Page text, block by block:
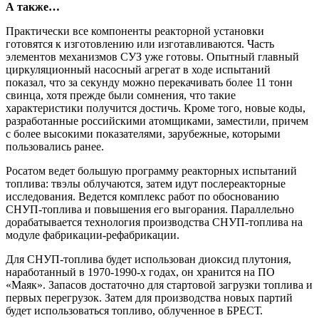
А также…
Практически все компоненты реакторной установки
готовятся к изготовлению или изготавливаются. Часть
элементов механизмов СУЗ уже готовы. Опытный главный
циркуляционный насосный агрегат в ходе испытаний
показал, что за секунду можно перекачивать более 11 тонн
свинца, хотя прежде были сомнения, что такие
характеристики получится достичь. Кроме того, новые коды,
разработанные российскими атомщиками, заместили, причем
с более высокими показателями, зарубежные, которыми
пользовались ранее.
Росатом ведет большую программу реакторных испытаний
топлива: твэлы облучаются, затем идут послереакторные
исследования. Ведется комплекс работ по обоснованию
СНУП-топлива и повышения его выгорания. Параллельно
дорабатывается технология производства СНУП-топлива на
модуле фабрикации-рефабрикации.
Для СНУП-топлива будет использован диоксид плутония,
наработанный в 1970-1990-х годах, он хранится на ПО
«Маяк». Запасов достаточно для стартовой загрузки топлива и
первых перегрузок. Затем для производства новых партий
будет использоваться топливо, облученное в БРЕСТ.